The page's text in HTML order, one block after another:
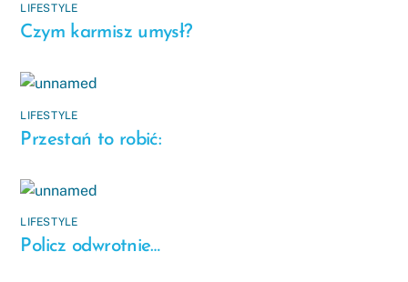
LIFESTYLE
Czym karmisz umysł?
LIFESTYLE
Przestań to robić:
LIFESTYLE
Policz odwrotnie…